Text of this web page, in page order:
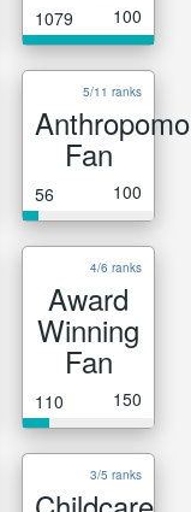
1079 100
5/11 ranks
Fan
56 100
4/6 ranks
Award
Winning
Fan
110 150
3/5 ranks